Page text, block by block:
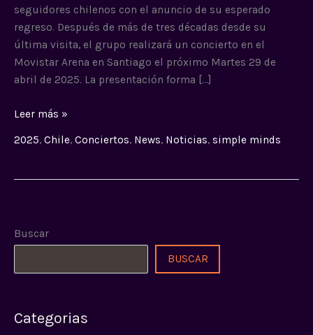
seguidores chilenos con el anuncio de su esperado
regreso. Después de más de tres décadas desde su
última visita, el grupo realizará un concierto en el
Movistar Arena en Santiago el próximo Martes 29 de
abril de 2025. La presentación forma […]
gira
2025
Leer más »
2025, Chile, Conciertos, News, Noticias, simple minds
Buscar
BUSCAR
Categorias